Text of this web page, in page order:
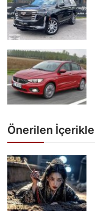
Önerilen